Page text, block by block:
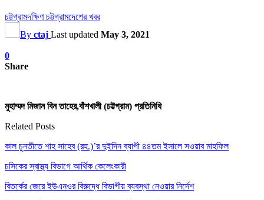
চট্টগ্রামদক্ষিণ চট্টগ্রামদেশের খবর
By ctaj Last updated May 3, 2021
0
Share
মুহাম্মদ মিজান বিন তাহের,বাঁশখালী (চট্টগ্রাম) প্রতিনিধি
Related Posts
কাল চুনতীতে শাহ সাহেব (রহ.)’র দুইদিন ব্যাপী ৪৪তম ইসালে সওয়াব মাহফিল
চসিকের স্বাস্থ্য বিভাগে আর্থিক কেলেংকারী
বিতর্কের জেরে ইউএনওর বিরুদ্ধে বিভাগীয় ব্যবস্থা নেওয়ার নির্দেশ